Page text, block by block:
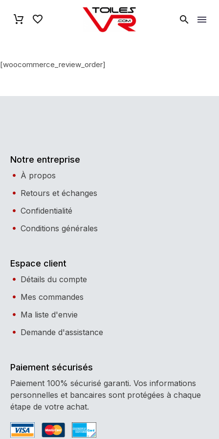
[woocommerce_review_order]
Notre entreprise
À propos
Retours et échanges
Confidentialité
Conditions générales
Espace client
Détails du compte
Mes commandes
Ma liste d'envie
Demande d'assistance
Paiement sécurisés
Paiement 100% sécurisé garanti. Vos informations
personnelles et bancaires sont protégées à chaque
étape de votre achat.